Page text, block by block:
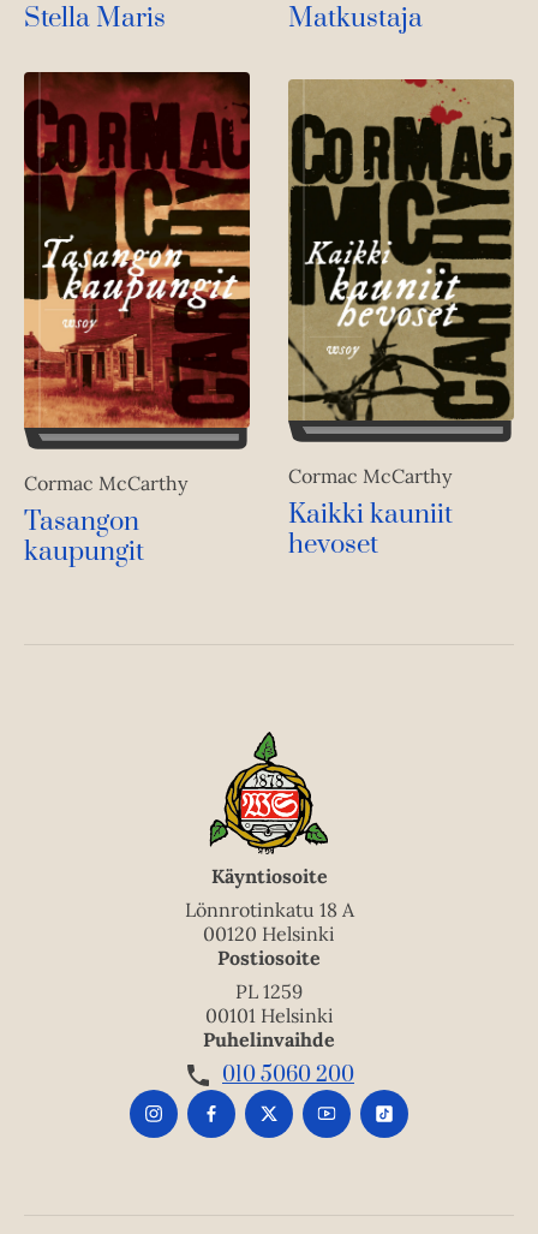
Stella Maris Matkustaja
Cormac McCarthy
Tasangon
kaupungit
Cormac McCarthy
Kaikki kauniit
hevoset
Käyntiosoite
Lönnrotinkatu 18 A
00120 Helsinki
Postiosoite
PL 1259
00101 Helsinki
Puhelinvaihde
010 5060 200